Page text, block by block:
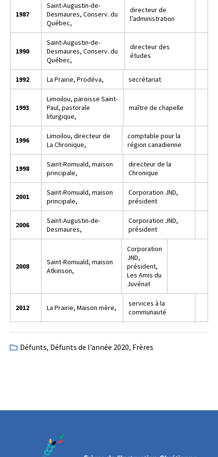
1987
Saint-Augustin-de-
Desmaures, Conserv. du
Québec,
directeur de
l’administration
1990
Saint-Augustin-de-
Desmaures, Conserv. du
Québec,
directeur des
études
1992 La Prairie, Prodéva, secrétariat
1993
Limoilou, paroisse Saint-
Paul, pastorale
liturgique,
maître de chapelle
1996
Limoilou, directeur de
La Chronique,
comptable pour la
région canadienne
1998
Saint-Romuald, maison
principale,
directeur de la
Chronique
2001
Saint-Romuald, maison
principale,
Corporation JND,
président
2006
Saint-Augustin-de-
Desmaures,
Corporation JND,
président
2008
Saint-Romuald, maison
Atkinson,
Corporation
JND,
président,
Les Amis du
Juvénat
2012 La Prairie, Maison mère,
services à la
communauté
Défunts, Défunts de l’année 2020, Frères